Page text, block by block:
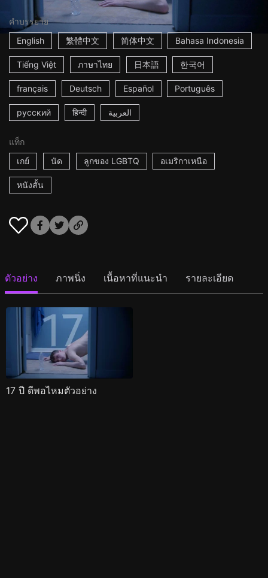
คำบรรยาย
English
繁體中文 简体中文 Bahasa Indonesia
Tiếng Việt ภาษาไทย 日本語 한국어
français Deutsch Español Português
русский हिन्दी العربية
แท็ก
เกย์
นัด ลูกของ LGBTQ อเมริกาเหนือ
หนังสั้น
ตัวอย่าง ภาพนิ่ง เนื้อหาที่แนะนำ รายละเอียด
17 ปี ดีพอไหมตัวอย่าง